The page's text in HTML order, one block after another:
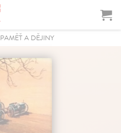
PAMĚŤ A DĚJINY